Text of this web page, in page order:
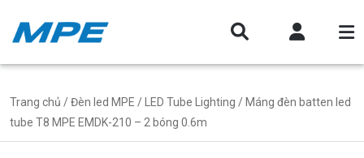
Trang chủ /Đèn led MPE / LED Tube Lighting / Máng đèn batten led
tube T8 MPE EMDK-210 – 2 bóng 0.6m